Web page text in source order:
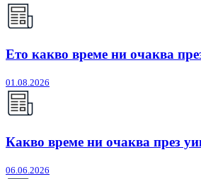
Ето какво време ни очаква
01.08.2026
Какво време ни очаква през
06.06.2026